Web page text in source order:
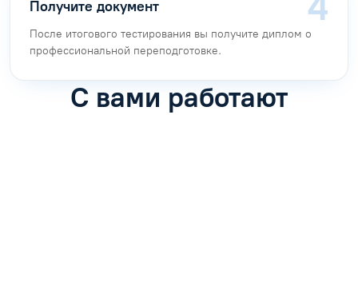
Получите документ
После итогового тестирования вы получите диплом о
профессиональной переподготовке.
С вами работают